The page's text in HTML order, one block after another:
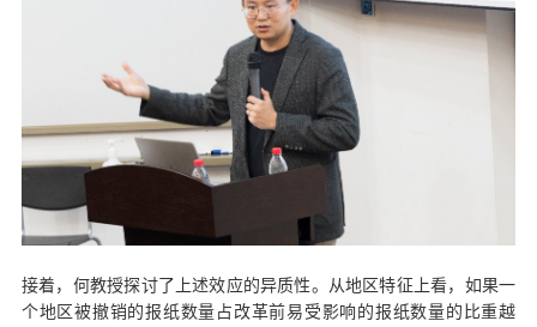
接着，何教授探讨了上述效应的异质性。从地区特征上看，如果一
个地区被撤销的报纸数量占改革前易受影响的报纸数量的比重越